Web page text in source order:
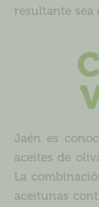
resultante sea
Jaén es
aceites de
La
aceitunas